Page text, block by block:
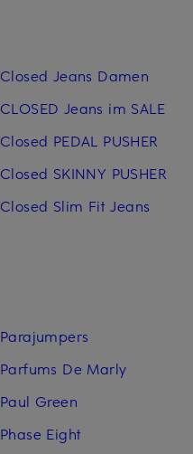
Closed Jeans Damen
CLOSED Jeans im SALE
Closed PEDAL PUSHER
Closed SKINNY PUSHER
Closed Slim Fit Jeans
Parajumpers
Parfums De Marly
Paul Green
Phase Eight